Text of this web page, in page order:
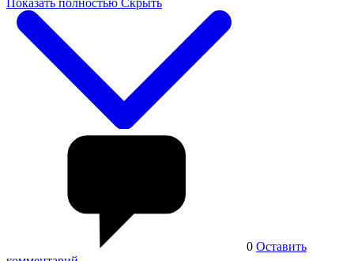
Показать полностью Скрыть
0 Оставить